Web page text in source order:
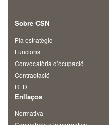
Sobre CSN
Pla estratègic
Funcions
Convocatòria d’ocupació
Contractació
R+D
Enllaços
Normativa